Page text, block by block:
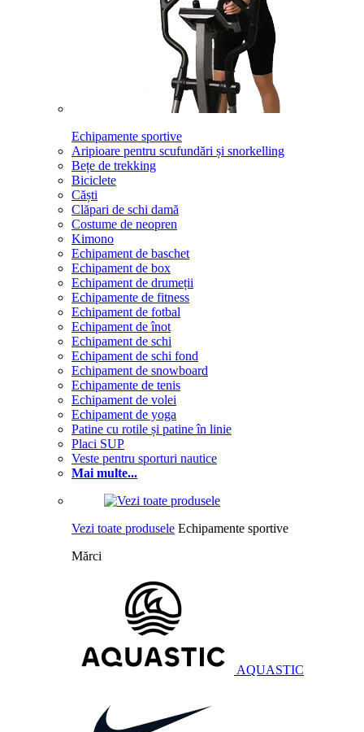
Echipamente sportive
Aripioare pentru scufundări și snorkelling
Bețe de trekking
Biciclete
Căști
Clăpari de schi damă
Costume de neopren
Kimono
Echipament de baschet
Echipament de box
Echipament de drumeții
Echipamente de fitness
Echipament de fotbal
Echipament de înot
Echipament de schi
Echipament de schi fond
Echipament de snowboard
Echipamente de tenis
Echipament de volei
Echipament de yoga
Patine cu rotile și patine în linie
Placi SUP
Veste pentru sporturi nautice
Mai multe...
Vezi toate produsele Echipamente sportive
Mărci
AQUASTIC